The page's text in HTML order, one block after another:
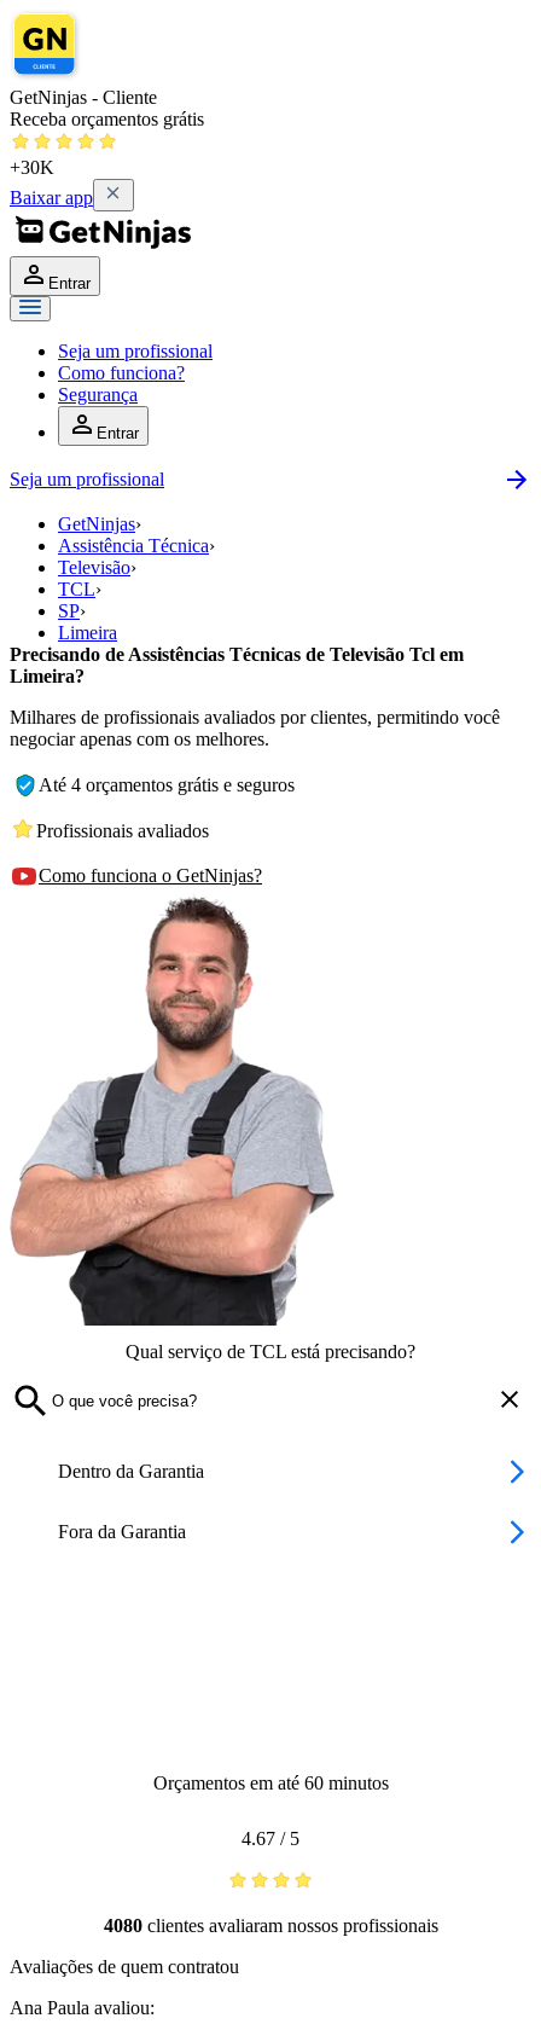
GetNinjas - Cliente
Receba orçamentos grátis
+30K
Baixar app
Entrar
Seja um profissional
Como funciona?
Segurança
Entrar
Seja um profissional
GetNinjas›
Assistência Técnica›
Televisão›
TCL›
SP›
Limeira
Precisando de Assistências Técnicas de Televisão Tcl em
Limeira?
Milhares de profissionais avaliados por clientes, permitindo você
negociar apenas com os melhores.
Até 4 orçamentos grátis e seguros
Profissionais avaliados
Como funciona o GetNinjas?
Qual serviço de TCL está precisando?
Dentro da Garantia
Fora da Garantia
Orçamentos em até 60 minutos
4.67 / 5
4080clientes avaliaram nossos profissionais
Avaliações de quem contratou
Ana Paula avaliou: